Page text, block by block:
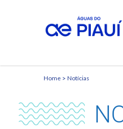
Home Notícias